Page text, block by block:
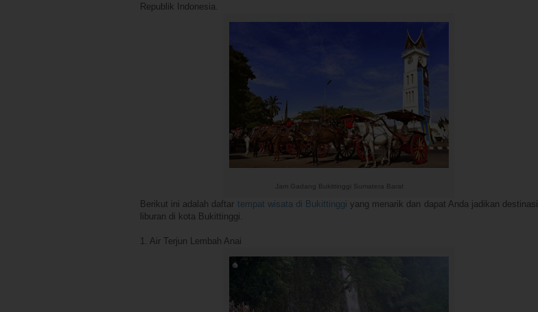
Republik Indonesia.
Jam Gadang Bukittinggi Sumatera Barat
Berikut ini adalah daftar tempat wisata di Bukittinggi yang menarik dan dapat Anda jadikan destinasi
liburan di kota Bukittinggi.
1. Air Terjun Lembah Anai